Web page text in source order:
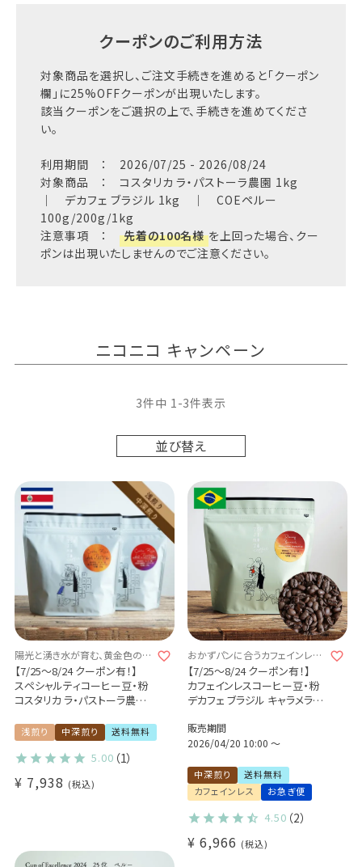
クーポンのご利用方法
対象商品を選択し、ご注文手続きを進めると「クーポン
欄」に25%OFFクーポンが出現いたします。
該当クーポンをご選択の上で、手続きを進めてくださ
い。
利用期間 ： 2026/07/25 - 2026/08/24
対象商品 ： コスタリカ ラ・パストーラ農園 1kg
｜ デカフェ ブラジル 1kg ｜ COEペルー
100g/200g/1kg
注意事項 ：
先着の100名様 を上回った場合、クー
ポンは出現いたしませんのでご注意ください。
ニコニコ キャンペーン
並び替え
3件中 1 -3件表示
陽光と湧き水が育む、黄金色のコ
ーヒー
【7/25～8/24 クーポン有！】
スペシャルティコーヒー豆・粉
コスタリカ ラ・パストーラ農園
カトゥーラ カトゥアイ / ゴール
デン・ハニー
Costa Rica La Pastora /
Honey / High roast / Fullcity
浅煎り 中深煎り 送料無料
5.00 （1）
¥ 7,938 税込
おかずパンに合うカフェインレス
コーヒー
【7/25～8/24 クーポン有！】
カフェインレスコーヒー豆・粉
デカフェ ブラジル キャラメラー
カツアイ / パルプドナチュラル /
スイスウォータープロセス
販売期間
2026/04/20 10:00〜
中深煎り
送料無料
カフェインレス
お急ぎ便
4.50 （2）
¥ 6,966 税込